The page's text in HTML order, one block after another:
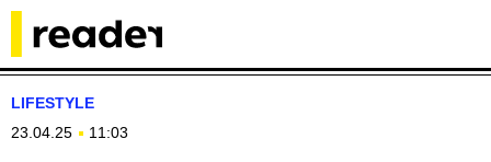
LIFESTYLE
23.04.25
11:03